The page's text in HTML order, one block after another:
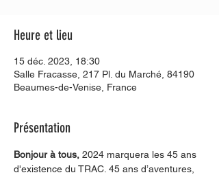
Heure et lieu
15 déc. 2023, 18:30
Salle Fracasse, 217 Pl. du Marché, 84190
Beaumes-de-Venise, France
Présentation
Bonjour à tous, 2024 marquera les 45 ans
d'existence du TRAC. 45 ans d’aventures,